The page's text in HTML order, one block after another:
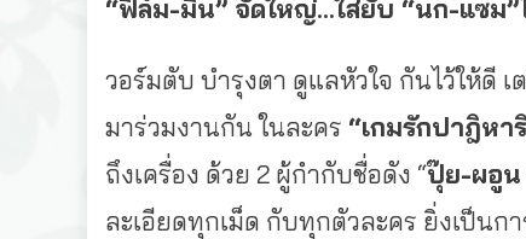
“ฟิล์ม-มิน” จัดใหญ่…ใส่ยับ “นก-แซม”
วอร์มตับ บำรุงตา ดูแลหัวใจ กันไว้ให้ดี
มาร่วมงานกัน ในละคร “เกมรักปาฎิหา
ถึงเครื่อง ด้วย 2 ผู้กำกับชื่อดัง “ปุ๊ย-ผอูน
ละเอียดทุกเม็ด กับทุกตัวละคร ยิ่งเป็นก